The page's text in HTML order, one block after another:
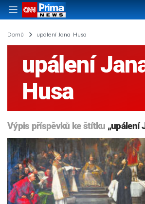
Domů upálení Jana Husa
upálení
Husa
Výpis příspěvků ke štítku „upálení